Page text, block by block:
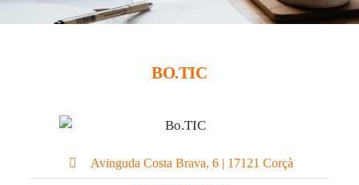
BO.TIC
Avinguda Costa Brava, 6 | 17121 Corçà